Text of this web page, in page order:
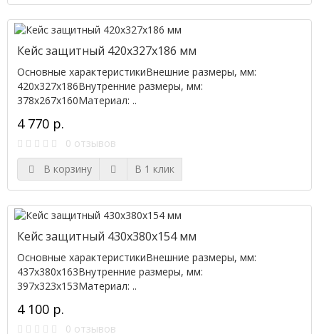
Кейс защитный 420х327х186 мм
Основные характеристикиВнешние размеры, мм:
420х327х186Внутренние размеры, мм:
378x267x160Материал: ..
4 770 р.
0 отзывов
В корзину
В 1 клик
Кейс защитный 430х380х154 мм
Основные характеристикиВнешние размеры, мм:
437х380х163Внутренние размеры, мм:
397x323x153Материал: ..
4 100 р.
0 отзывов